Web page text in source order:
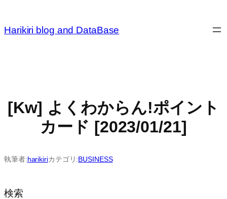
を
Harikiri blog and DataBase
[Kw] よくわからん!ポイント
カード [2023/01/21]
執筆者:harikiriカテゴリ:BUSINESS
検索